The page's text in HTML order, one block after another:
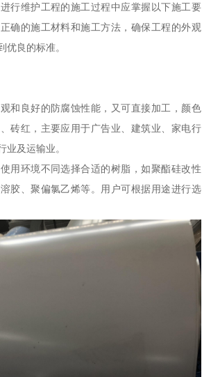
行维护工程的施工过程中应掌握以下施工要
确的施工材料和施工方法，确保工程的外观
优良的标准。
和良好的防腐蚀性能，又可直接加工，颜色
砖红，主要应用于广告业、建筑业、家电行
业及运输业。
用环境不同选择合适的树脂，如聚酯硅改性
胶、聚偏氯乙烯等。用户可根据用途进行选